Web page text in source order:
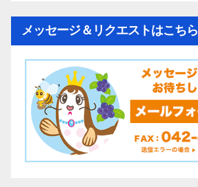
メッセージ＆リクエストはこちら